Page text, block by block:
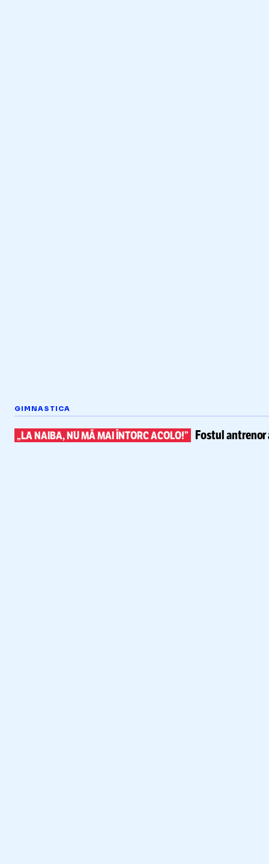
GIMNASTICA
„LA NAIBA, NU MĂ MAI ÎNTORC ACOLO!” Fostul